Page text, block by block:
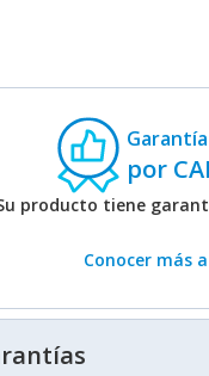
por
producto tiene
Conocer más